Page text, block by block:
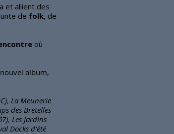
et allient des
de folk, de
où
album,
La Meunerie
des Bretelles
Les Jardins
Docks d'été